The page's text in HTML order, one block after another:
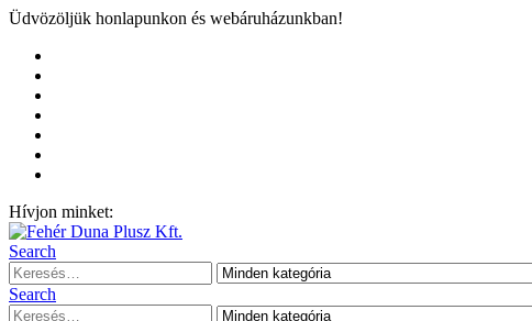
Üdvözöljük honlapunkon és webáruházunkban!
Hívjon minket:
Search
Search